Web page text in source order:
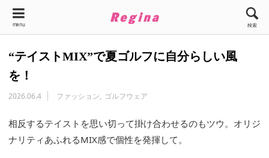
menu 検索
“テイストMIX”で夏ゴルフに自分らしい風
を！
2026.06.4 ファッション ゴルフウェア
相反するテイストを思い切って掛け合わせるのもツウ。オリジ
ナリティあふれるMIX感で個性を発揮して。